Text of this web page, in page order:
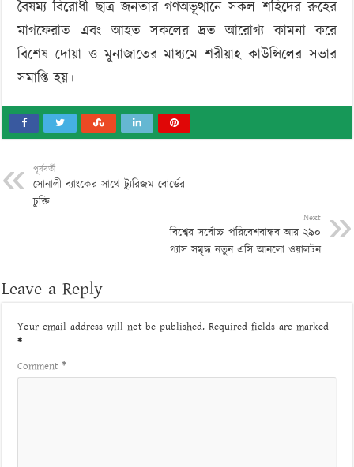
বৈষম্য বিরোধী ছাত্র জনতার গণঅভূত্থানে সকল শহিদের রুহের
মাগফেরাত এবং আহত সকলের দ্রত আরোগ্য কামনা করে
বিশেষ দোয়া ও মুনাজাতের মাধ্যমে শরীয়াহ কাউন্সিলের সভার
সমাপ্তি হয়।
পূর্ববর্তী
সোনালী ব্যাংকের সাথে ট্যুরিজম বোর্ডের
চুক্তি
Next
বিশ্বের সর্বোচ্চ পরিবেশবান্ধব আর-২৯০
গ্যাস সমৃদ্ধ নতুন এসি আনলো ওয়ালটন
Leave a Reply
Your email address will not be published. Required fields are marked
*
Comment*